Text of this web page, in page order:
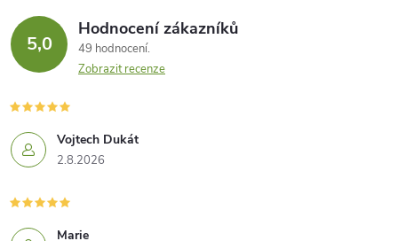
5,0
Hodnocení zákazníků
49 hodnocení
Zobrazit recenze
Vojtech Dukát
2.8.2026
Marie